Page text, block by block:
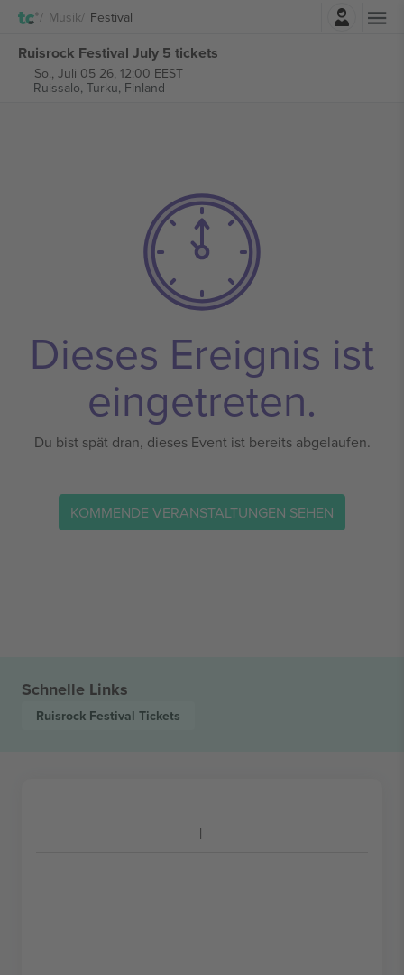
Musik Festival
Ruisrock Festival July 5 tickets
So., Juli 05 26, 12:00 EEST
‎Ruissalo, Turku, Finland
Dieses Ereignis ist
eingetreten.
Du bist spät dran, dieses Event ist bereits abgelaufen.
KOMMENDE VERANSTALTUNGEN SEHEN
Schnelle Links
Ruisrock Festival Tickets